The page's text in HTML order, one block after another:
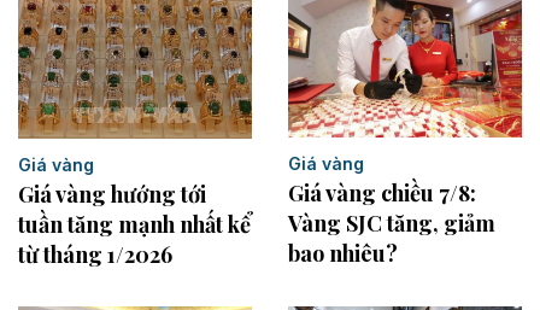
Giá vàng
Giá vàng hướng tới
tuần tăng mạnh nhất kể
từ tháng 1/2026
Giá vàng
Giá vàng chiều 7/8:
Vàng SJC tăng, giảm
bao nhiêu?